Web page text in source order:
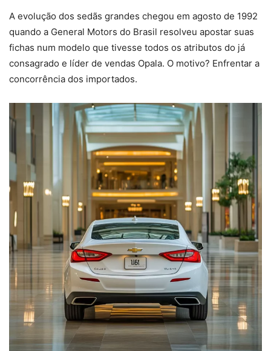
A evolução dos sedãs grandes chegou em agosto de 1992
quando a General Motors do Brasil resolveu apostar suas
fichas num modelo que tivesse todos os atributos do já
consagrado e líder de vendas Opala. O motivo? Enfrentar a
concorrência dos importados.